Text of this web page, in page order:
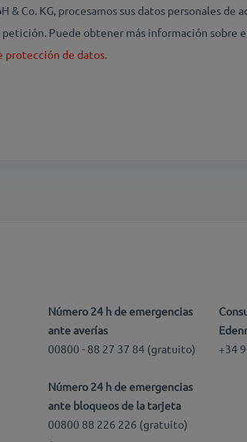
& Co. KG, procesamos sus datos personales
Puede obtener más información sobre
protección de datos.
Número 24 h de emergencias
ante averías
00800 - 88 27 37 84 (gratuito)
Número 24 h de emergencias
ante bloqueos de la tarjeta
00800 88 226 226 (gratuito)
+34